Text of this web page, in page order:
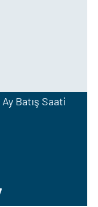
Batış Saati